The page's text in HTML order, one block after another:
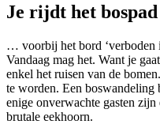
Je rijdt het bospad
… voorbij het bord ‘verboden
Vandaag mag het. Want je
enkel het ruisen van de
te worden. Een
enige onverwachte gasten
brutale eekhoorn.